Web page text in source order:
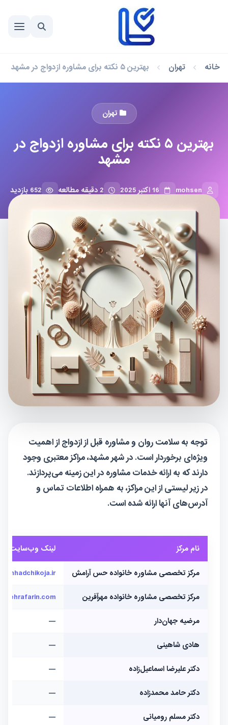
خانه تهران بهترین ۵ نکته برای مشاوره ازدواج در مشهد
تهران
بهترین ۵ نکته برای مشاوره ازدواج در
مشهد
mohsen 16 اکتبر 2025 2 دقیقه مطالعه 652 بازدید
توجه به سلامت روان و مشاوره قبل از ازدواج از اهمیت
ویژه‌ای برخوردار است. در شهر مشهد، مراکز معتبری وجود
دارند که به ارائه خدمات مشاوره در این زمینه می‌پردازند.
در زیر لیستی از این مراکز، به همراه اطلاعات تماس و
آدرس‌های آنها ارائه شده است.
نام مرکز لینک وب‌سایت
مرکز تخصصی مشاوره خانواده حس آرامش
مرکز تخصصی مشاوره خانواده مهرآفرین mehrafarin.com
مرضیه جهان‌دار —
هادی شاهینی —
دکتر علیرضا اسماعیل‌زاده —
دکتر حامد محمدزاده —
دکتر مسلم رومیانی —